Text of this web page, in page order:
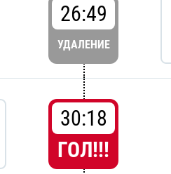
26:49
УДАЛЕНИЕ
30:18
ГОЛ!!!